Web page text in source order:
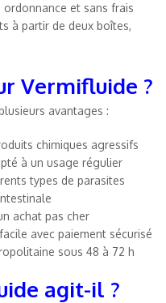
et sans frais
à partir de deux boîtes,
Vermifluide ?
avantages :
chimiques agressifs
à un usage régulier
types de parasites
achat pas cher
avec paiement sécurisé
sous 48 à 72 h
agit-il ?